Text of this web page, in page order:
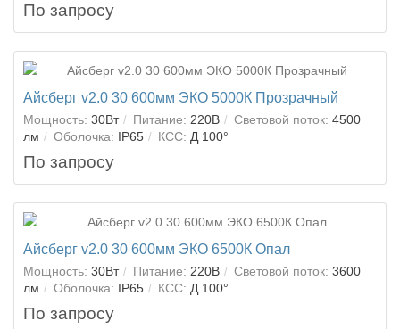
По запросу
Айсберг v2.0 30 600мм ЭКО 5000К Прозрачный
Мощность: 30Вт Питание: 220В Световой поток: 4500
лм
Оболочка: IP65 КСС: Д 100°
По запросу
Айсберг v2.0 30 600мм ЭКО 6500К Опал
Мощность: 30Вт Питание: 220В Световой поток: 3600
лм
Оболочка: IP65 КСС: Д 100°
По запросу